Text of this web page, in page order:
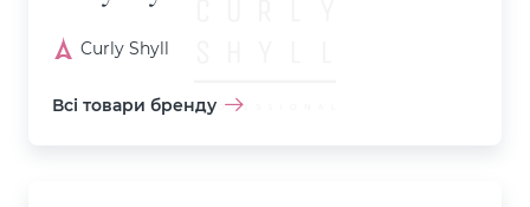
Curly Shyll
Всі товари бренду